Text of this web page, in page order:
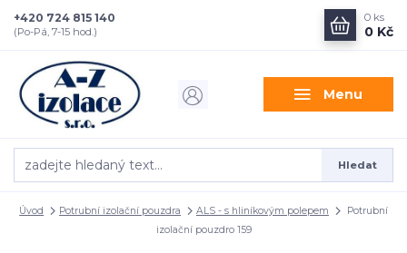
Menu
Hledat
+420 724 815 140
(Po-Pá, 7-15 hod.)
0 ks
0 Kč
Úvod Potrubní izolační pouzdra ALS - s hliníkovým polepem
Potrubní
izolační pouzdro 159